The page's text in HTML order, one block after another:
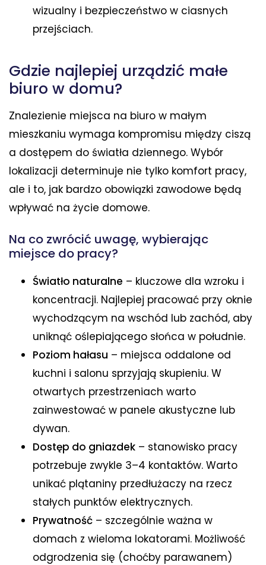
wizualny i bezpieczeństwo w ciasnych
przejściach.
Gdzie najlepiej urządzić małe
biuro w domu?
Znalezienie miejsca na biuro w małym
mieszkaniu wymaga kompromisu między ciszą
a dostępem do światła dziennego. Wybór
lokalizacji determinuje nie tylko komfort pracy,
ale i to, jak bardzo obowiązki zawodowe będą
wpływać na życie domowe.
Na co zwrócić uwagę, wybierając
miejsce do pracy?
Światło naturalne – kluczowe dla wzroku i
koncentracji. Najlepiej pracować przy oknie
wychodzącym na wschód lub zachód, aby
uniknąć oślepiającego słońca w południe.
Poziom hałasu – miejsca oddalone od
kuchni i salonu sprzyjają skupieniu. W
otwartych przestrzeniach warto
zainwestować w panele akustyczne lub
dywan.
Dostęp do gniazdek – stanowisko pracy
potrzebuje zwykle 3–4 kontaktów. Warto
unikać plątaniny przedłużaczy na rzecz
stałych punktów elektrycznych.
Prywatność – szczególnie ważna w
domach z wieloma lokatorami. Możliwość
odgrodzenia się (choćby parawanem)